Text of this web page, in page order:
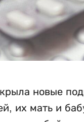
новые
их мать и